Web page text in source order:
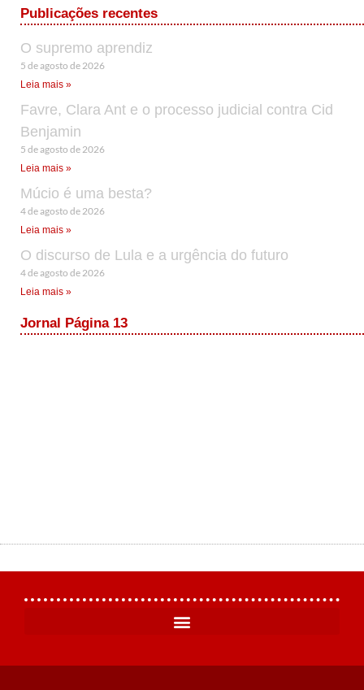
Publicações recentes
O supremo aprendiz
5 de agosto de 2026
Leia mais »
Favre, Clara Ant e o processo judicial contra Cid
Benjamin
5 de agosto de 2026
Leia mais »
Múcio é uma besta?
4 de agosto de 2026
Leia mais »
O discurso de Lula e a urgência do futuro
4 de agosto de 2026
Leia mais »
Jornal Página 13